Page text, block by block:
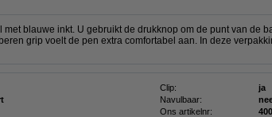
blauwe inkt. U gebruikt de drukknop om de punt van de
grip voelt de pen extra comfortabel aan. In deze
Clip:
ja
Navulbaar:
Ons artikelnr: